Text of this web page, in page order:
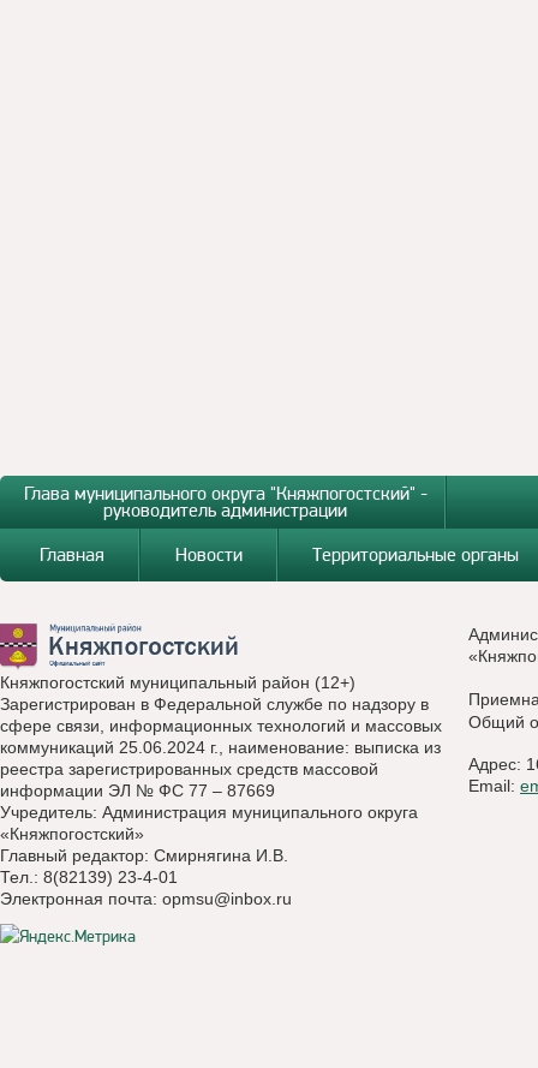
Глава муниципального округа "Княжпогостский" -
руководитель администрации
Главная
Новости Территориальные органы
Княжпогостский муниципальный район (12+)
Зарегистрирован в Федеральной службе по надзору в
сфере связи, информационных технологий и массовых
коммуникаций 25.06.2024 г., наименование: выписка из
реестра зарегистрированных средств массовой
информации ЭЛ № ФС 77 – 87669
Учредитель: Администрация муниципального округа
«Княжпогостский»
Главный редактор: Смирнягина И.В.
Тел.: 8(82139) 23-4-01
Электронная почта: opmsu@inbox.ru
Общий
Адрес:
Email: